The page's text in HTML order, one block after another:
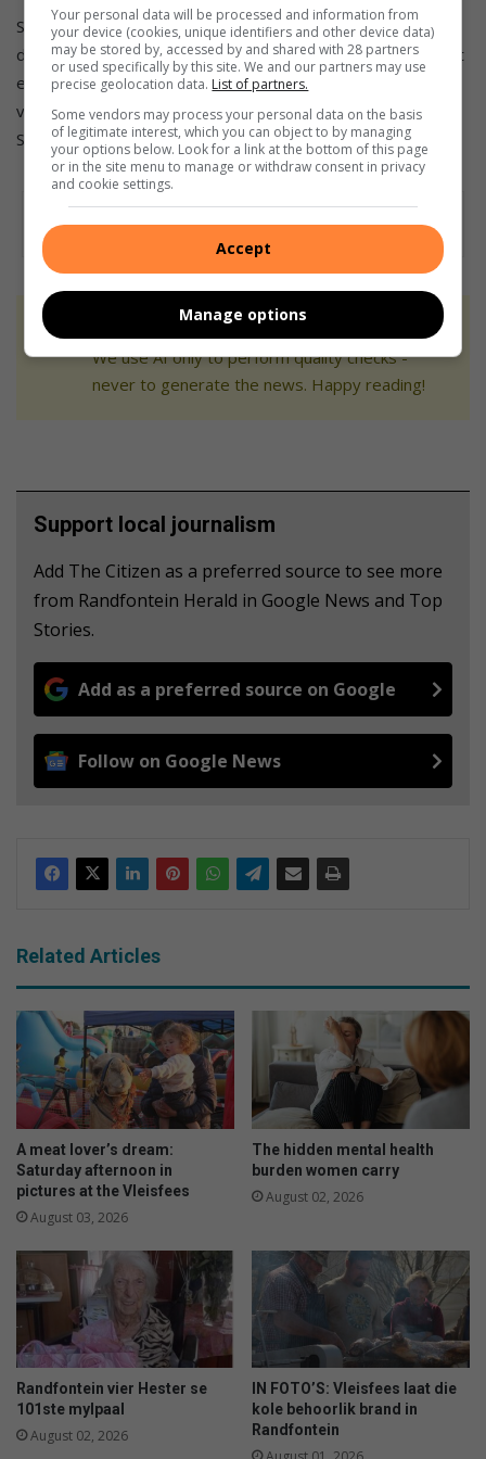
Sienie van Coller se brei-stalletjie het die kollig gevang met
die verskeidenheid helder musse en serpe. Sienie vertel dat
een produk ongeveer een uur vat om te brei. Sy het
verduidelik dat sy mal is oor handwerk en kreatiewe kunste.
Sy het haarself beskryf as ‘n kunstenaar.
At Caxton, every story is written by humans.
We use AI only to perform quality checks -
never to generate the news. Happy reading!
Support local journalism
Add The Citizen as a preferred source to see more
from Randfontein Herald in Google News and Top
Stories.
Add as a preferred source on Google
Follow on Google News
Related Articles
A meat lover’s dream:
Saturday afternoon in
pictures at the Vleisfees
August 03, 2026
The hidden mental health
burden women carry
August 02, 2026
Randfontein vier Hester se
101ste mylpaal
August 02, 2026
IN FOTO’S: Vleisfees laat die
kole behoorlik brand in
Randfontein
Your personal data will be processed and information from
your device (cookies, unique identifiers and other device data)
may be stored by, accessed by and shared with 28 partners
or used specifically by this site. We and our partners may use
precise geolocation data. List of partners.
Some vendors may process your personal data on the basis
of legitimate interest, which you can object to by managing
your options below. Look for a link at the bottom of this page
or in the site menu to manage or withdraw consent in privacy
and cookie settings.
Accept
Manage options